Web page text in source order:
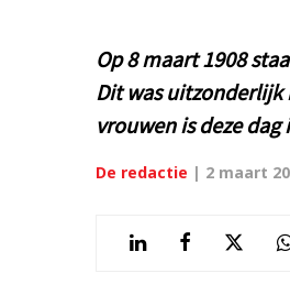
Op 8 maart 1908
Dit was
vrouwen is deze
De redactie | 2 maart